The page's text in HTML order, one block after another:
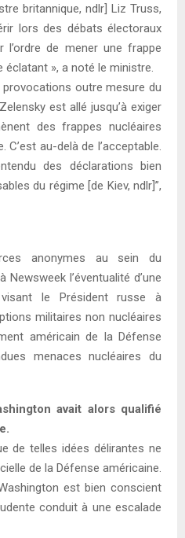
britannique, ndlr] Liz Truss,
lors des débats électoraux
l’ordre de mener une frappe
éclatant », a noté le ministre.
outre mesure du
est allé jusqu’à exiger
des frappes nucléaires
au-delà de l’acceptable.
des déclarations bien
du régime [de Kiev, ndlr]”,
anonymes au sein du
l’éventualité d’une
visant le Président russe à
militaires non nucléaires
américain de la Défense
menaces nucléaires du
avait alors qualifié
de telles idées délirantes ne
de la Défense américaine.
est bien conscient
conduit à une escalade